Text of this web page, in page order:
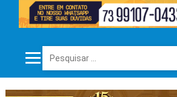
Pesquisar por: